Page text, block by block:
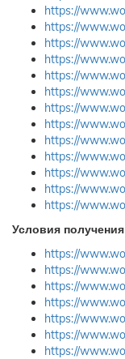
https://
https://
https://
https://
https://
https://
https://
https://
https://
https://
https://
https://
https://
Условия
https://
https://
https://
https://
https://
https://
https://